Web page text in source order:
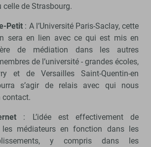
celle de Strasbourg.
Petit : A l’Université Paris-Saclay, cette
sera en lien avec ce qui est mis en
de médiation dans les autres
de l’université - grandes écoles,
et de Versailles Saint-Quentin-en
s’agir de relais avec qui nous
contact.
: L’idée est effectivement de
les médiateurs en fonction dans les
y compris dans les